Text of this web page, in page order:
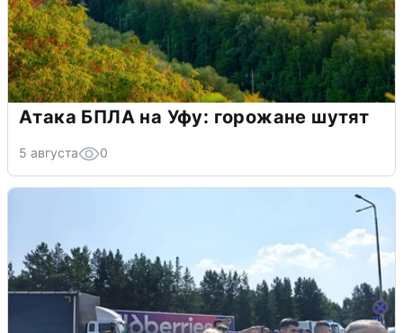
Атака БПЛА на Уфу: горожане шутят
5 августа 0